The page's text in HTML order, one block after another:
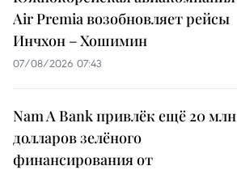
Air Premia возобновляет рейсы
Инчхон – Хошимин
07/08/2026 07:43
Nam A Bank привлёк ещё 20 млн
долларов зелёного
финансирования от